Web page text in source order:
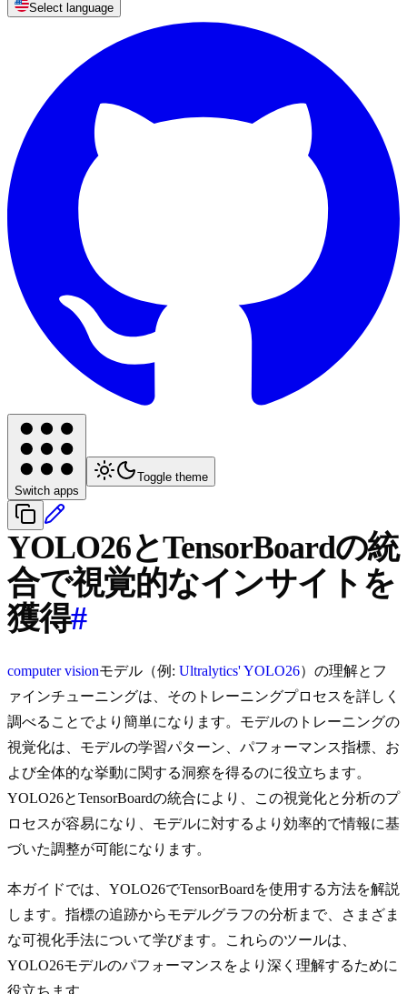
Select language
Switch apps
Toggle theme
YOLO26とTensorBoardの統
合で視覚的なインサイトを
獲得#
computer visionモデル（例: Ultralytics' YOLO26）の理解とフ
ァインチューニングは、そのトレーニングプロセスを詳しく
調べることでより簡単になります。モデルのトレーニングの
視覚化は、モデルの学習パターン、パフォーマンス指標、お
よび全体的な挙動に関する洞察を得るのに役立ちます。
YOLO26とTensorBoardの統合により、この視覚化と分析のプ
ロセスが容易になり、モデルに対するより効率的で情報に基
づいた調整が可能になります。
本ガイドでは、YOLO26でTensorBoardを使用する方法を解説
します。指標の追跡からモデルグラフの分析まで、さまざま
な可視化手法について学びます。これらのツールは、
YOLO26モデルのパフォーマンスをより深く理解するために
役立ちます。